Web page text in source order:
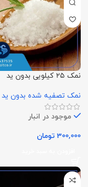
نمک ۲۵ کیلویی بدون ید
نمک تصفیه شده بدون ید
موجود در انبار
300,000 تومان